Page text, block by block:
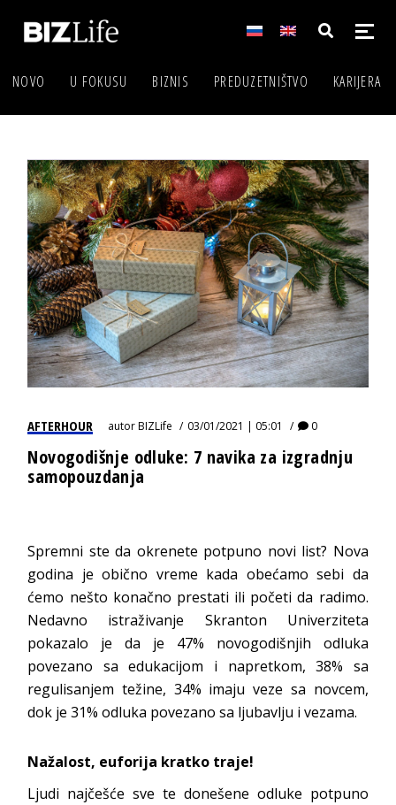
NOVO U FOKUSU BIZNIS PREDUZETNIŠTVO KARIJERA
AFTERHOUR autorBIZLife 03/01/2021 | 05:01 0
Novogodišnje odluke: 7 navika za izgradnju
samopouzdanja
Spremni ste da okrenete potpuno novi list? Nova
godina je obično vreme kada obećamo sebi da
ćemo nešto konačno prestati ili početi da radimo.
Nedavno istraživanje Skranton Univerziteta
pokazalo je da je 47% novogodišnjih odluka
povezano sa edukacijom i napretkom, 38% sa
regulisanjem težine, 34% imaju veze sa novcem,
dok je 31% odluka povezano sa ljubavlju i vezama.
Nažalost, euforija kratko traje!
Ljudi najčešće sve te donešene odluke potpuno